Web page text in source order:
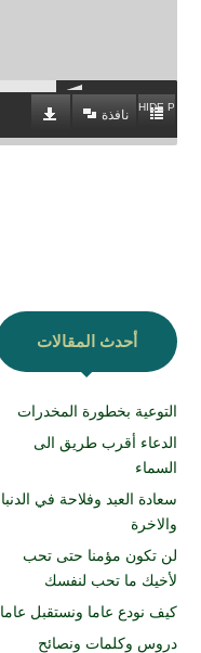
HIDE
نافذة
أحدث المقالات
التوعية بخطورة المخدرات
الدعاء أقرب طريق الى
السماء
سعادة العبد وفلاحة في الدنبا
والاخرة
لن تكون مؤمنا حتى تحب
لأخيك ما تحب لنفسك
كيف نودع عاما ونستقبل عاما
دروس وكلمات ونصائح